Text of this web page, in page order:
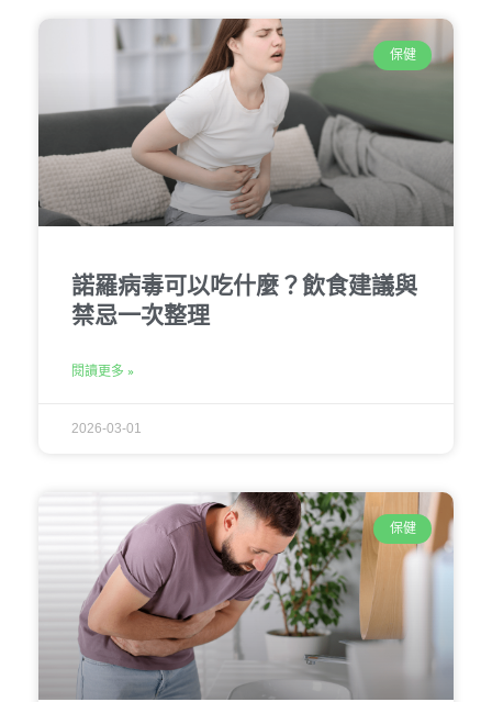
保健
諾羅病毒可以吃什麼？飲食建議與
禁忌一次整理
閱讀更多 »
2026-03-01
保健